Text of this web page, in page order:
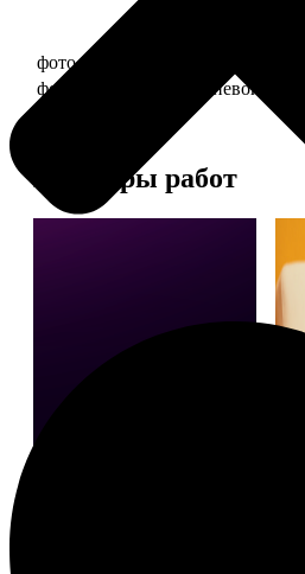
фото 10х15 в деревянной рамке
фото 10х15 в алюминиевой рамке
Примеры работ